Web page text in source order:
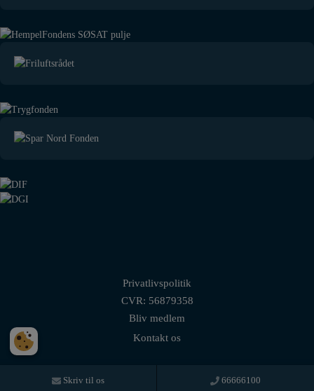
Privatlivspolitik
CVR: 56879358
Bliv medlem
Kontakt os
Skriv til os 66666100